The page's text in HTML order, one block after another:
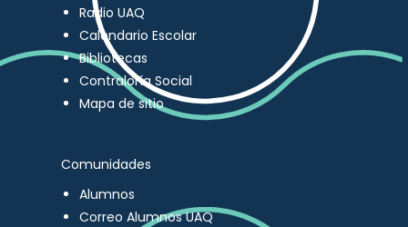
Radio UAQ
Calendario Escolar
Bibliotecas
Contraloría Social
Mapa de sitio
Comunidades
Alumnos
Correo Alumnos UAQ